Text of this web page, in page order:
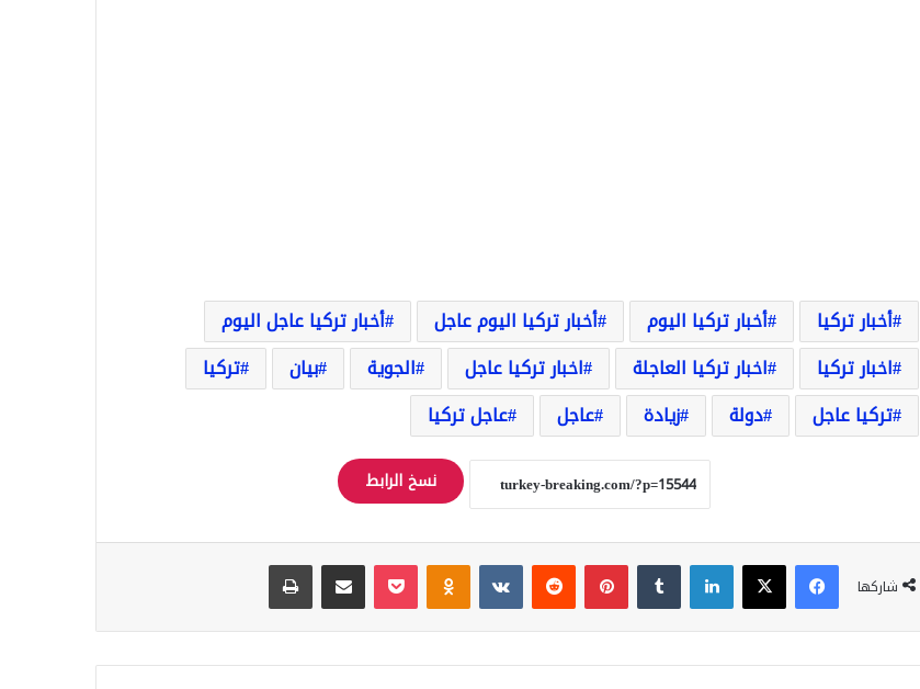
أخبار تركيا أخبار تركيا اليوم أخبار تركيا اليوم عاجل
أخبار تركيا عاجل اليوم
اخبار تركيا
اخبار تركيا العاجلة اخبار تركيا عاجل الجوية بيان
تركيا
تركيا عاجل
دولة زيادة عاجل عاجل تركيا
نسخ الرابط
شاركها
فيسبوك‫X لينكدإن بينتيريست Odnoklassniki
‫Pocket مشاركة عبر البريد طباعة